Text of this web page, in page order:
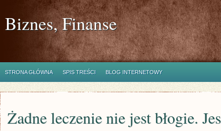
Biznes, Finanse
STRONA GŁÓWNA SPIS TREŚCI BLOG INTERNETOWY
Żadne leczenie nie jest błogie.